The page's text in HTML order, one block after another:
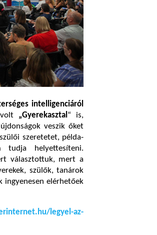
intelligenciáról
„Gyerekasztal “ is,
veszik őket
szeretetet, példa-
tudja helyettesíteni.
választottuk, mert a
szülők, tanárok
ingyenesen elérhetőek
legyel-az-